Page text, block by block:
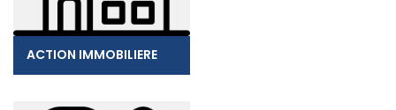
ACTION IMMOBILIERE